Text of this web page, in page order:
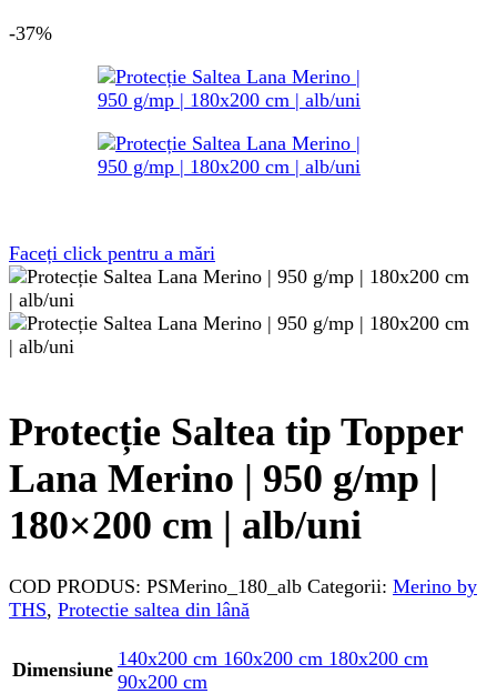
500 lei.
-37%
Faceți click pentru a mări
Protecție Saltea tip Topper
Lana Merino | 950 g/mp |
180×200 cm | alb/uni
COD PRODUS: PSMerino_180_alb Categorii: Merino by
THS, Protectie saltea din lână
Dimensiune 140x200 cm 160x200 cm 180x200 cm
90x200 cm